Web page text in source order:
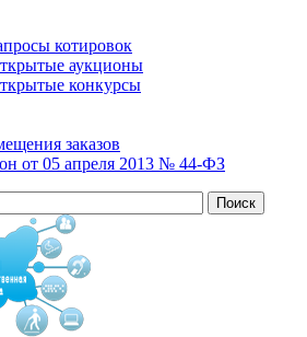
котировок
аукционы
конкурсы
заказов
от 05 апреля 2013 № 44-ФЗ